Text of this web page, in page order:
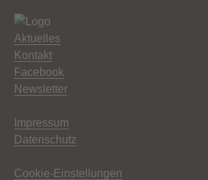
Aktuelles
Kontakt
Facebook
Newsletter
Impressum
Datenschutz
Cookie-Einstellungen